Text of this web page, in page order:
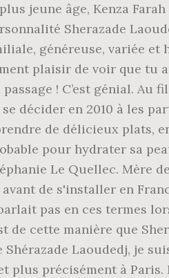
jeune âge, Kenza Farah
Sherazade
généreuse, variée et
plaisir de voir que tu
! C’est génial. Au
décider en 2010 à les
de délicieux plats,
pour hydrater sa
Le Quellec. Mère
de s'installer en
pas en ces termes
de cette manière que
Laoudedj, je
plus précisément à